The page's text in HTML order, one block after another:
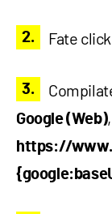
Fate
Google (Web)
https://